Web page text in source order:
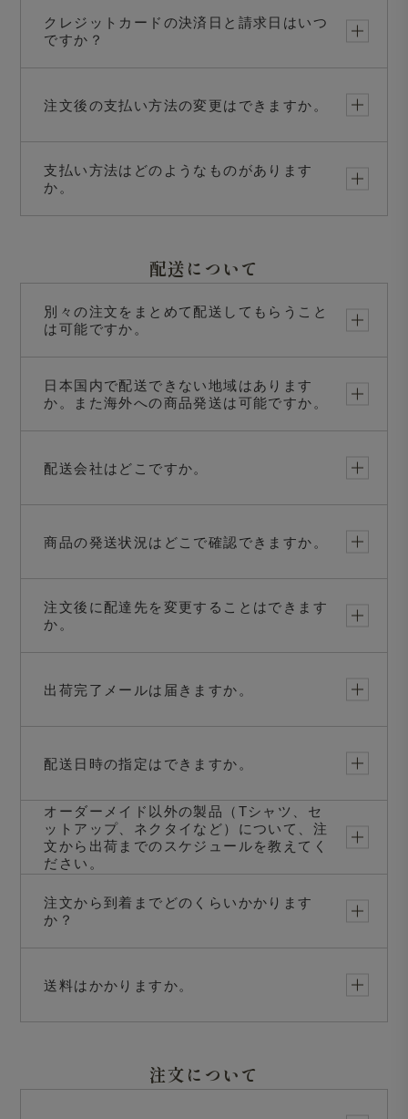
クレジットカードの決済日と請求日はいつ
ですか？
注文後の支払い方法の変更はできますか。
支払い方法はどのようなものがあります
か。
配送について
別々の注文をまとめて配送してもらうこと
は可能ですか。
日本国内で配送できない地域はあります
か。また海外への商品発送は可能ですか。
配送会社はどこですか。
商品の発送状況はどこで確認できますか。
注文後に配達先を変更することはできます
か。
出荷完了メールは届きますか。
配送日時の指定はできますか。
オーダーメイド以外の製品（Tシャツ、セ
ットアップ、ネクタイなど）について、注
文から出荷までのスケジュールを教えてく
ださい。
注文から到着までどのくらいかかります
か？
送料はかかりますか。
注文について